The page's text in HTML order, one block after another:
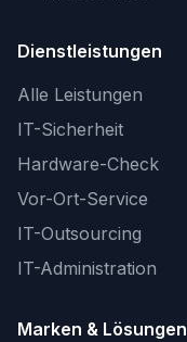
Dienstleistungen
Alle Leistungen
IT-Sicherheit
Hardware-Check
Vor-Ort-Service
IT-Outsourcing
IT-Administration
Marken & Lösungen